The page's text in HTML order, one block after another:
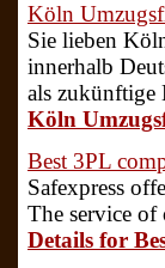
Köln
Sie lieben
innerhalb
als zukünftige
Köln
Best 3PL
Safexpress
The service
Details for